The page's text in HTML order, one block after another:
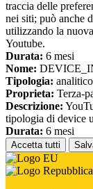
traccia delle
nei siti; può anche
utilizzando la
Youtube.
Durata: 6 mesi
Nome:
Tipologia: analitico
Proprieta: Terza-
Descrizione:
tipologia di device
Durata: 6 mesi
Accetta tutti